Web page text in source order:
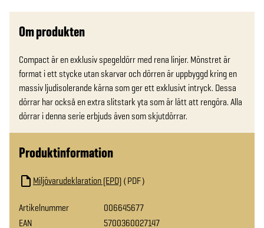
Om produkten
Compact är en exklusiv spegeldörr med rena linjer. Mönstret är
format i ett stycke utan skarvar och dörren är uppbyggd kring en
massiv ljudisolerande kärna som ger ett exklusivt intryck. Dessa
dörrar har också en extra slitstark yta som är lätt att rengöra. Alla
dörrar i denna serie erbjuds även som skjutdörrar.
Produktinformation
Miljövarudeklaration (EPD) PDF
Artikelnummer
006645677
EAN
5700360027147